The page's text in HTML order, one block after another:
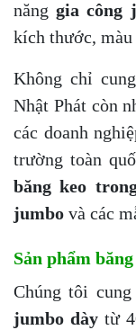
nănggia công
kích thước,
Không chỉ
Nhật Phát còn
các doanh
trường toàn
băng keo
jumbo và các
Sản phẩm
Chúng tôi
jumbo dày từ